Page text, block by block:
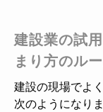
建設業の試
まり方のル
建設の現場でよ
次のようになりま